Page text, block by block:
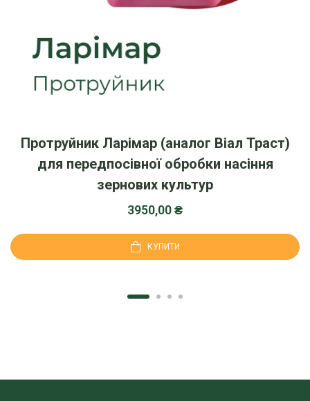
Протруйник Ларімар (аналог Віал Траст)
для передпосівної обробки насіння
зернових культур
3950,00₴
КУПИТИ